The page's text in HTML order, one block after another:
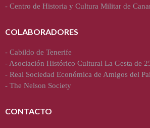
- Centro de Historia y Cultura Militar de
COLABORADORES
- Cabildo de Tenerife
- Asociación Histórico Cultural La Gesta de
- Real Sociedad Económica de Amigos del
- The Nelson Society
CONTACTO